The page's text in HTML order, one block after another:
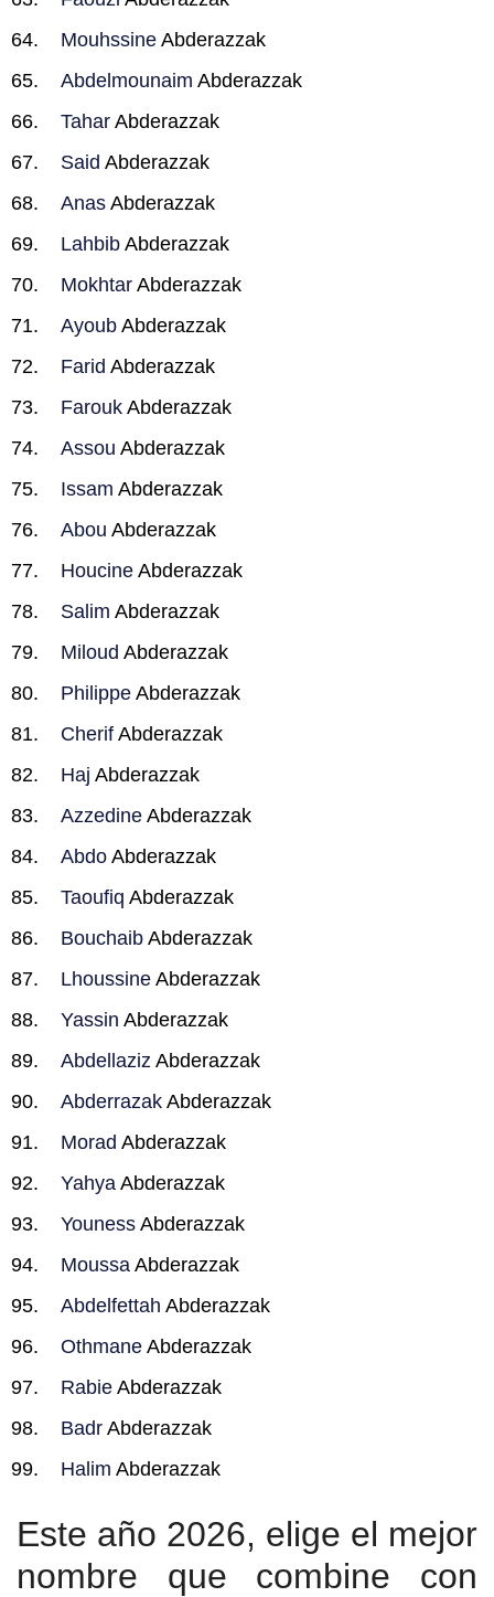
Mouhssine Abderazzak
Abdelmounaim Abderazzak
Tahar Abderazzak
Said Abderazzak
Anas Abderazzak
Lahbib Abderazzak
Mokhtar Abderazzak
Ayoub Abderazzak
Farid Abderazzak
Farouk Abderazzak
Assou Abderazzak
Issam Abderazzak
Abou Abderazzak
Houcine Abderazzak
Salim Abderazzak
Miloud Abderazzak
Philippe Abderazzak
Cherif Abderazzak
Haj Abderazzak
Azzedine Abderazzak
Abdo Abderazzak
Taoufiq Abderazzak
Bouchaib Abderazzak
Lhoussine Abderazzak
Yassin Abderazzak
Abdellaziz Abderazzak
Abderrazak Abderazzak
Morad Abderazzak
Yahya Abderazzak
Youness Abderazzak
Moussa Abderazzak
Abdelfettah Abderazzak
Othmane Abderazzak
Rabie Abderazzak
Badr Abderazzak
Halim Abderazzak
Este año 2026, elige el mejor
nombre que combine con